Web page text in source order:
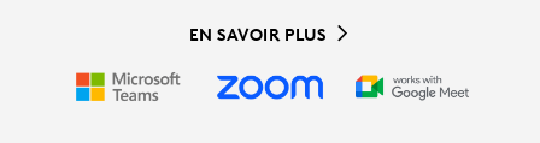
EN SAVOIR PLUS